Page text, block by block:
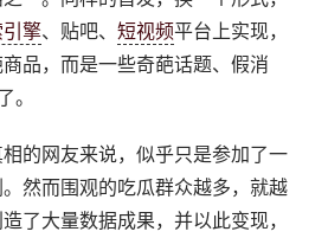
引擎、贴吧、短视频平台上实现，
品，而是一些奇葩话题、假消
。
的网友来说，似乎只是参加了一
然而围观的吃瓜群众越多，就越
了大量数据成果，并以此变现，